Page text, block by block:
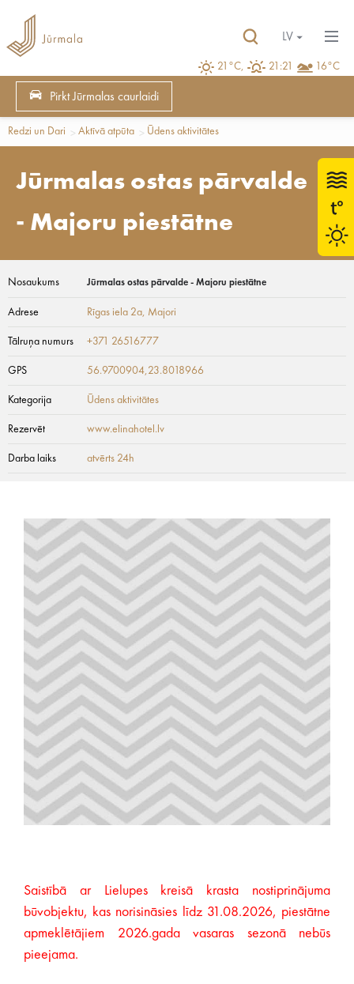
21°C, 21:21 16°C
LV
Pirkt Jūrmalas caurlaidi
Redzi un Dari Aktīvā atpūta Ūdens aktivitātes
Jūrmalas ostas pārvalde
- Majoru piestātne
Nosaukums Jūrmalas ostas pārvalde - Majoru piestātne
Adrese Rīgas iela 2a, Majori
Tālruņa numurs +371 26516777
GPS 56.9700904,23.8018966
Kategorija Ūdens aktivitātes
Rezervēt www.elinahotel.lv
Darba laiks atvērts 24h
Saistībā ar Lielupes kreisā krasta nostiprinājuma
būvobjektu, kas norisināsies līdz 31.08.2026, piestātne
apmeklētājiem 2026.gada vasaras sezonā nebūs
pieejama.